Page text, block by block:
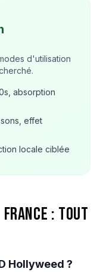
d'utilisation
absorption
effet
locale ciblée
France : tout
Hollyweed ?